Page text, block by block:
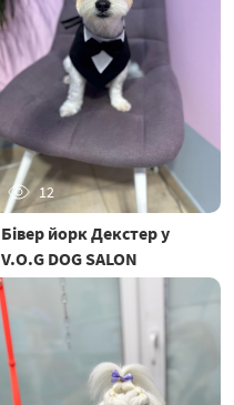
12
Бівер йорк Декстер у
V.O.G DOG SALON